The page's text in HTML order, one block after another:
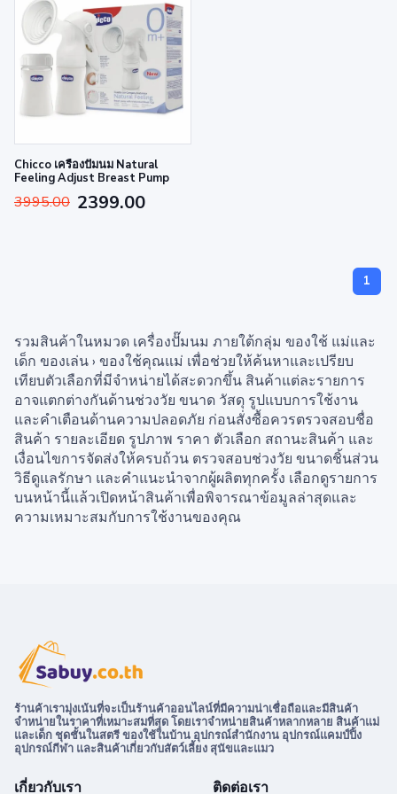
Chicco เครื่องปั๊มนม Natural
Feeling Adjust Breast Pump
3995.00 2399.00
1
รวมสินค้าในหมวด เครื่องปั๊มนม ภายใต้กลุ่ม ของใช้ แม่และ
เด็ก ของเล่น › ของใช้คุณแม่ เพื่อช่วยให้ค้นหาและเปรียบ
เทียบตัวเลือกที่มีจำหน่ายได้สะดวกขึ้น สินค้าแต่ละรายการ
อาจแตกต่างกันด้านช่วงวัย ขนาด วัสดุ รูปแบบการใช้งาน
และคำเตือนด้านความปลอดภัย ก่อนสั่งซื้อควรตรวจสอบชื่อ
สินค้า รายละเอียด รูปภาพ ราคา ตัวเลือก สถานะสินค้า และ
เงื่อนไขการจัดส่งให้ครบถ้วน ตรวจสอบช่วงวัย ขนาดชิ้นส่วน
วิธีดูแลรักษา และคำแนะนำจากผู้ผลิตทุกครั้ง เลือกดูรายการ
บนหน้านี้แล้วเปิดหน้าสินค้าเพื่อพิจารณาข้อมูลล่าสุดและ
ความเหมาะสมกับการใช้งานของคุณ
ร้านค้าเรามุ่งเน้นที่จะเป็นร้านค้าออนไลน์ที่มีความน่าเชื่อถือและมีสินค้า
จำหน่ายในราคาที่เหมาะสมที่สุด โดยเราจำหน่ายสินค้าหลากหลาย สินค้าแม่
และเด็ก ชุดชั้นในสตรี ของใช้ในบ้าน อุปกรณ์สำนักงาน อุปกรณ์แคมป์ปิ้ง
อุปกรณ์กีฬา และสินค้าเกี่ยวกับสัตว์เลี้ยง สุนัขและแมว
เกี่ยวกับเรา ติดต่อเรา